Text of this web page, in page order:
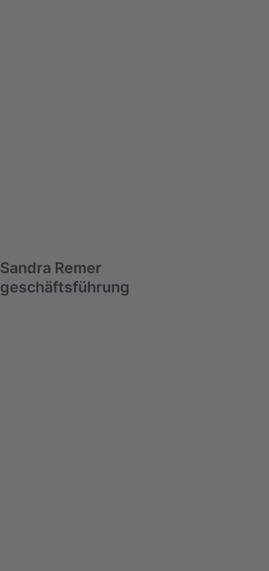
Sandra Remer
geschäftsführung